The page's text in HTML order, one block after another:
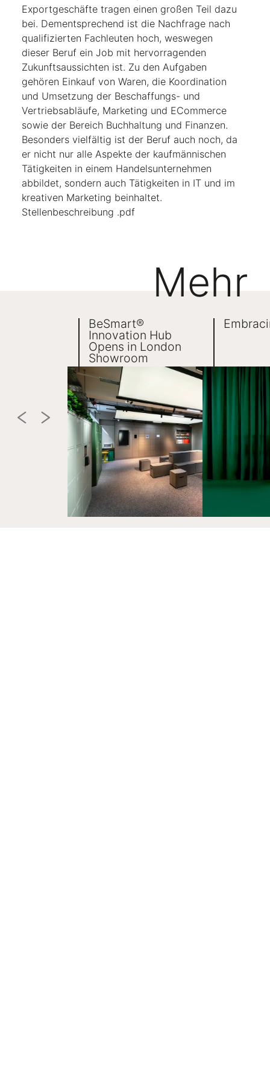
Exportgeschäfte tragen einen großen Teil dazu
bei. Dementsprechend ist die Nachfrage nach
qualifizierten Fachleuten hoch, weswegen
dieser Beruf ein Job mit hervorragenden
Zukunftsaussichten ist. Zu den Aufgaben
gehören Einkauf von Waren, die Koordination
und Umsetzung der Beschaffungs- und
Vertriebsabläufe, Marketing und ECommerce
sowie der Bereich Buchhaltung und Finanzen.
Besonders vielfältig ist der Beruf auch noch, da
er nicht nur alle Aspekte der kaufmännischen
Tätigkeiten in einem Handelsunternehmen
abbildet, sondern auch Tätigkeiten in IT und im
kreativen Marketing beinhaltet.
Stellenbeschreibung .pdf
Mehr
BeSmart®
Innovation Hub
Opens in London
Showroom